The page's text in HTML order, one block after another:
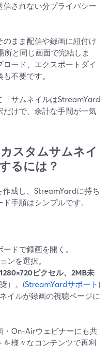
信されない分プライバシー
まま配信や録画に紐付け
と同じ画面で完結しま
ード、エクスポートダイ
不要です。
「サムネイルはStreamYard
けで、余計な手間が一気
スタムサムネイ
るには？
成し、StreamYardに持ち
手順はシンプルです。
ドで録画を開く。
ンを選択。
1280×720ピクセル、2MB未
）。(StreamYardサポート )
イルが録画の視聴ページに
・On-Airウェビナーにも共
様々なコンテンツで再利